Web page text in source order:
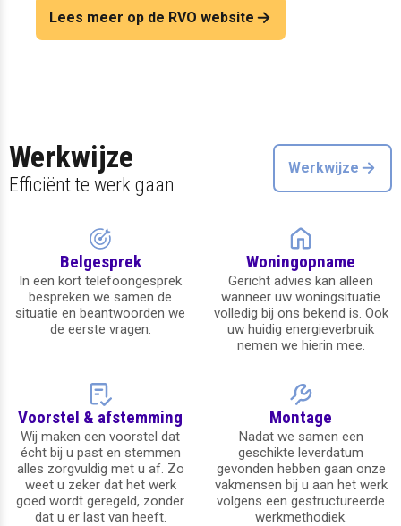
Lees meer op de RVO website
Werkwijze
Efficiënt te werk gaan
Werkwijze
Belgesprek
In een kort telefoongesprek
bespreken we samen de
situatie en beantwoorden we
de eerste vragen.
Woningopname
Gericht advies kan alleen
wanneer uw woningsituatie
volledig bij ons bekend is. Ook
uw huidig energieverbruik
nemen we hierin mee.
Voorstel & afstemming
Wij maken een voorstel dat
écht bij u past en stemmen
alles zorgvuldig met u af. Zo
weet u zeker dat het werk
goed wordt geregeld, zonder
dat u er last van heeft.
Montage
Nadat we samen een
geschikte leverdatum
gevonden hebben gaan onze
vakmensen bij u aan het werk
volgens een gestructureerde
werkmethodiek.